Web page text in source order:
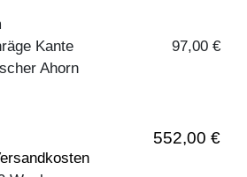
Kante
97,00 €
Ahorn
552,00 €